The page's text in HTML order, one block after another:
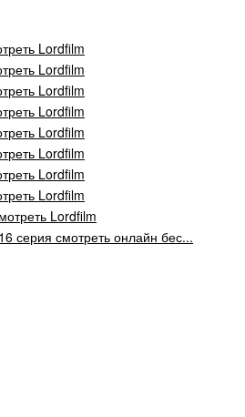
Lordfilm
Lordfilm
Lordfilm
Lordfilm
Lordfilm
Lordfilm
Lordfilm
Lordfilm
Lordfilm
серия смотреть онлайн бес...